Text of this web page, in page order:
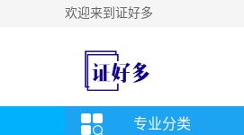
欢迎来到证好多
专业分类